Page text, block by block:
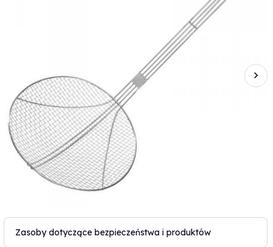
Zasoby dotyczące bezpieczeństwa i produktów